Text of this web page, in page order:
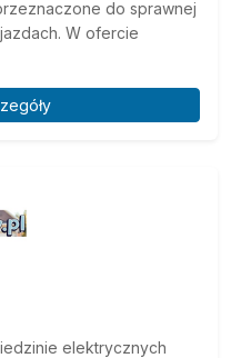
do sprawnej
W ofercie
elektrycznych